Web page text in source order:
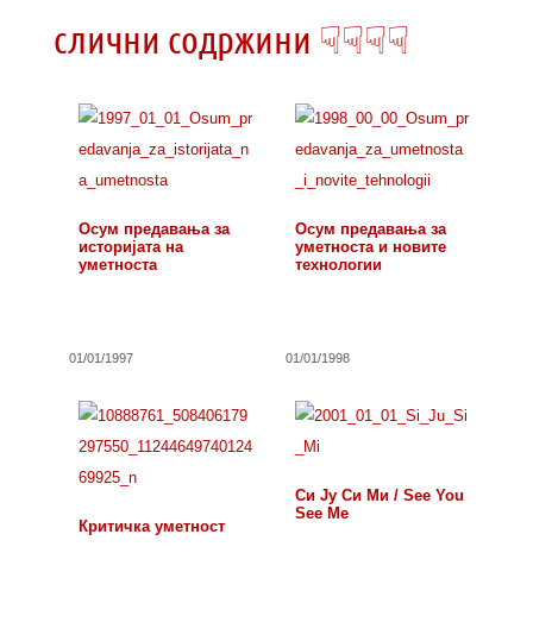
слични содржини ☟☟☟☟
Осум предавања за
историјата на
уметноста
01/01/1997
Осум предавања за
уметноста и новите
технологии
01/01/1998
Критичка уметност
Си Ју Си Ми / See You
See Me